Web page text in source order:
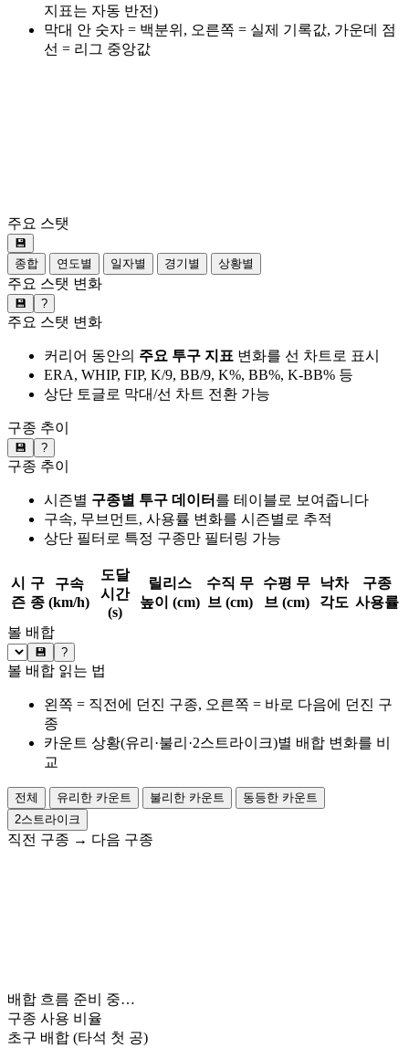
지표는 자동 반전)
막대 안 숫자 = 백분위, 오른쪽 = 실제 기록값, 가운데 점
선 = 리그 중앙값
주요 스탯
💾
종합
연도별 일자별 경기별 상황별
주요 스탯 변화
💾 ?
주요 스탯 변화
커리어 동안의 주요 투구 지표 변화를 선 차트로 표시
ERA, WHIP, FIP, K/9, BB/9, K%, BB%, K-BB% 등
상단 토글로 막대/선 차트 전환 가능
구종 추이
💾 ?
구종 추이
시즌별 구종별 투구 데이터 를 테이블로 보여줍니다
구속, 무브먼트, 사용률 변화를 시즌별로 추적
상단 필터로 특정 구종만 필터링 가능
시
즌
구
종
구속
(km/h)
도달
시간
(s)
릴리스
높이 (cm)
수직 무
브 (cm)
수평 무
브 (cm)
낙차
각도
구종
사용률
볼 배합
💾 ?
볼 배합 읽는 법
왼쪽 = 직전에 던진 구종, 오른쪽 = 바로 다음에 던진 구
종
카운트 상황(유리·불리·2스트라이크)별 배합 변화를 비
교
전체 유리한 카운트 불리한 카운트
동등한 카운트
2스트라이크
직전 구종 → 다음 구종
배합 흐름 준비 중…
구종 사용 비율
초구 배합 (타석 첫 공)